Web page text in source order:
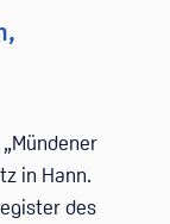
in Hann.
des